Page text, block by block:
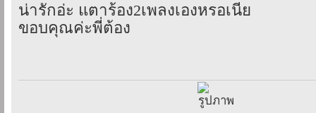
น่ารักอ่ะ แตาร้อง2เพลงเองหรอเนี่ย
ขอบคุณค่ะพี่ต้อง